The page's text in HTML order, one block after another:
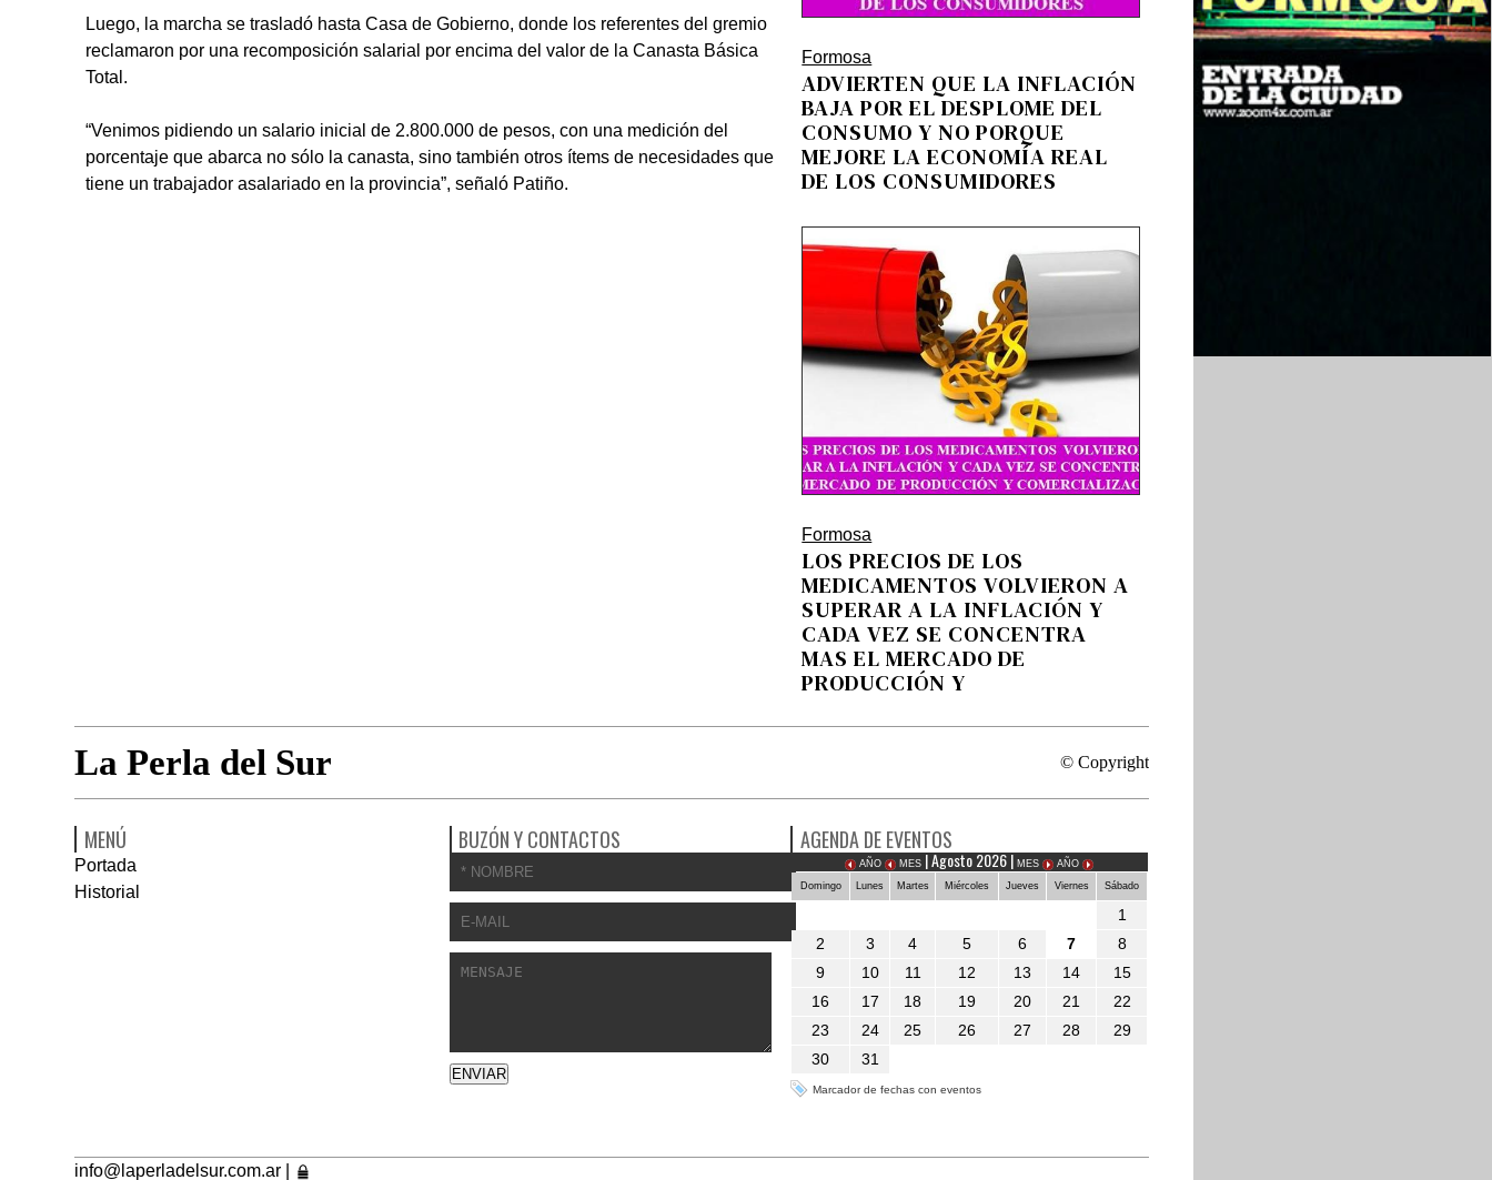
Luego, la marcha se trasladó hasta Casa de Gobierno, donde los referentes del gremio
reclamaron por una recomposición salarial por encima del valor de la Canasta Básica
Total.
“Venimos pidiendo un salario inicial de 2.800.000 de pesos, con una medición del
porcentaje que abarca no sólo la canasta, sino también otros ítems de necesidades que
tiene un trabajador asalariado en la provincia”, señaló Patiño.
Formosa
ADVIERTEN QUE LA INFLACIÓN
BAJA POR EL DESPLOME DEL
CONSUMO Y NO PORQUE
MEJORE LA ECONOMÍA REAL
DE LOS CONSUMIDORES
Formosa
LOS PRECIOS DE LOS
MEDICAMENTOS VOLVIERON A
SUPERAR A LA INFLACIÓN Y
CADA VEZ SE CONCENTRA
MAS EL MERCADO DE
PRODUCCIÓN Y
La Perla del Sur © Copyright
MENÚ
Portada
Historial
BUZÓN Y CONTACTOS AGENDA DE EVENTOS
AÑO MES | Agosto 2026 |MES
AÑO
Domingo
Lunes Martes Miércoles Jueves Viernes Sábado
1
2
3 4 5 6 7
8
9
10 11 12 13 14
15
16
17 18 19 20 21
22
23
24 25 26 27 28
29
30
31
Marcador de fechas con eventos
info@laperladelsur.com.ar